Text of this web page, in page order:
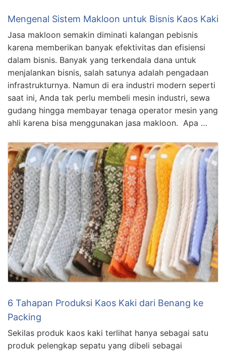
Mengenal Sistem Makloon untuk Bisnis Kaos Kaki
Jasa makloon semakin diminati kalangan pebisnis
karena memberikan banyak efektivitas dan efisiensi
dalam bisnis. Banyak yang terkendala dana untuk
menjalankan bisnis, salah satunya adalah pengadaan
infrastrukturnya. Namun di era industri modern seperti
saat ini, Anda tak perlu membeli mesin industri, sewa
gudang hingga membayar tenaga operator mesin yang
ahli karena bisa menggunakan jasa makloon. Apa …
6 Tahapan Produksi Kaos Kaki dari Benang ke
Packing
Sekilas produk kaos kaki terlihat hanya sebagai satu
produk pelengkap sepatu yang dibeli sebagai